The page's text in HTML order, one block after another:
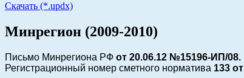
Скачать (*.updx)
Минрегион (2009-2010)
Письмо Минрегиона РФ от 20.06.12 №15196-ИП/08.
Регистрационный номер сметного норматива 133 от